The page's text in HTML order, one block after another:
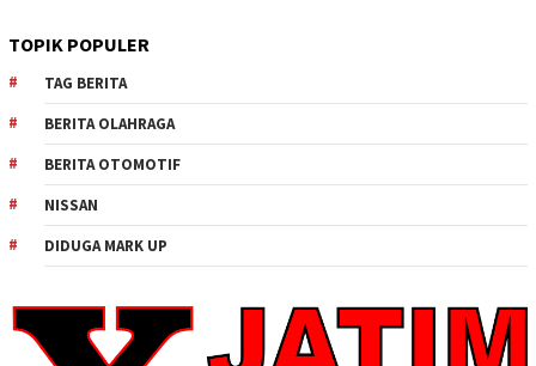
TOPIK POPULER
TAG BERITA
BERITA OLAHRAGA
BERITA OTOMOTIF
NISSAN
DIDUGA MARK UP